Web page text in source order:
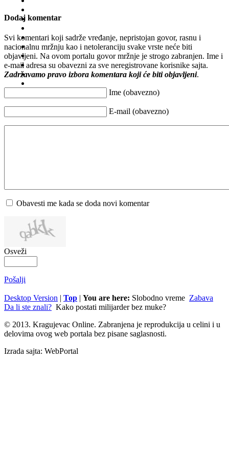
Dodaj komentar
Svi komentari koji sadrže vređanje, nepristojan govor, rasnu i
nacionalnu mržnju kao i netoleranciju svake vrste neće biti
objavljeni. Na ovom portalu govor mržnje je strogo zabranjen. Ime i
e-mail adresa su obavezni za sve neregistrovane korisnike sajta.
Zadržavamo pravo izbora komentara koji će biti objavljeni.
Ime (obavezno)
E-mail (obavezno)
Obavesti me kada se doda novi komentar
Osveži
Pošalji
Desktop Version | Top | You are here: Slobodno vreme Zabava
Da li ste znali? Kako postati milijarder bez muke?
© 2013. Kragujevac Online. Zabranjena je reprodukcija u celini i u
delovima ovog web portala bez pisane saglasnosti.
Izrada sajta: WebPortal